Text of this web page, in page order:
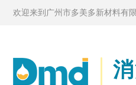
欢迎来到广州市多美多新材料有